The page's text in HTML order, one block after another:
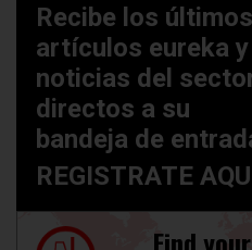
Recibe los últimos
artículos eureka y
noticias del
directos a su
bandeja de
REGISTRATE